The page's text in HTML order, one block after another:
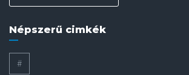
Népszerű cimkék
#